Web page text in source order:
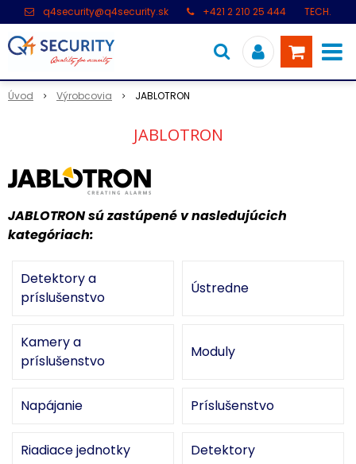
q4security@q4security.sk +421 2 210 25 444
TECH.
Úvod Výrobcovia JABLOTRON
JABLOTRON
JABLOTRON sú zastúpené v nasledujúcich
kategóriach:
Detektory a
príslušenstvo
Ústredne
Kamery a
príslušenstvo
Moduly
Napájanie Príslušenstvo
Riadiace jednotky Detektory